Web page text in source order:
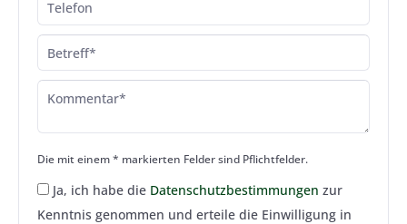
Die mit einem * markierten Felder sind Pflichtfelder.
Ja, ich habe die Datenschutzbestimmungen zur
Kenntnis genommen und erteile die Einwilligung in